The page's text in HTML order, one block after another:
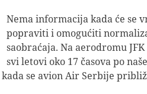
Nema informacija kada će se
popraviti i omogućiti
saobraćaja. Na aerodromu
svi letovi oko 17 časova po
se avion Air Serbije